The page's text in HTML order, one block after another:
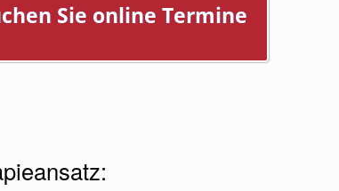
Sie online Termine